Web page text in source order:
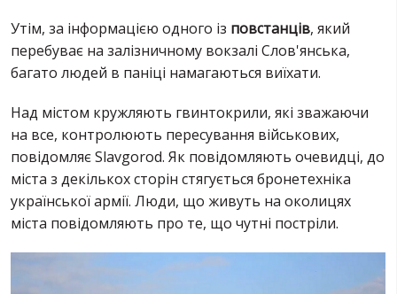
Утім, за інформацією одного із повстанців, який
перебуває на залізничному вокзалі Слов'янська,
багато людей в паніці намагаються виїхати.
Над містом кружляють гвинтокрили, які зважаючи
на все, контролюють пересування військових,
повідомляє Slavgorod. Як повідомляють очевидці, до
міста з декількох сторін стягується бронетехніка
української армії. Люди, що живуть на околицях
міста повідомляють про те, що чутні постріли.